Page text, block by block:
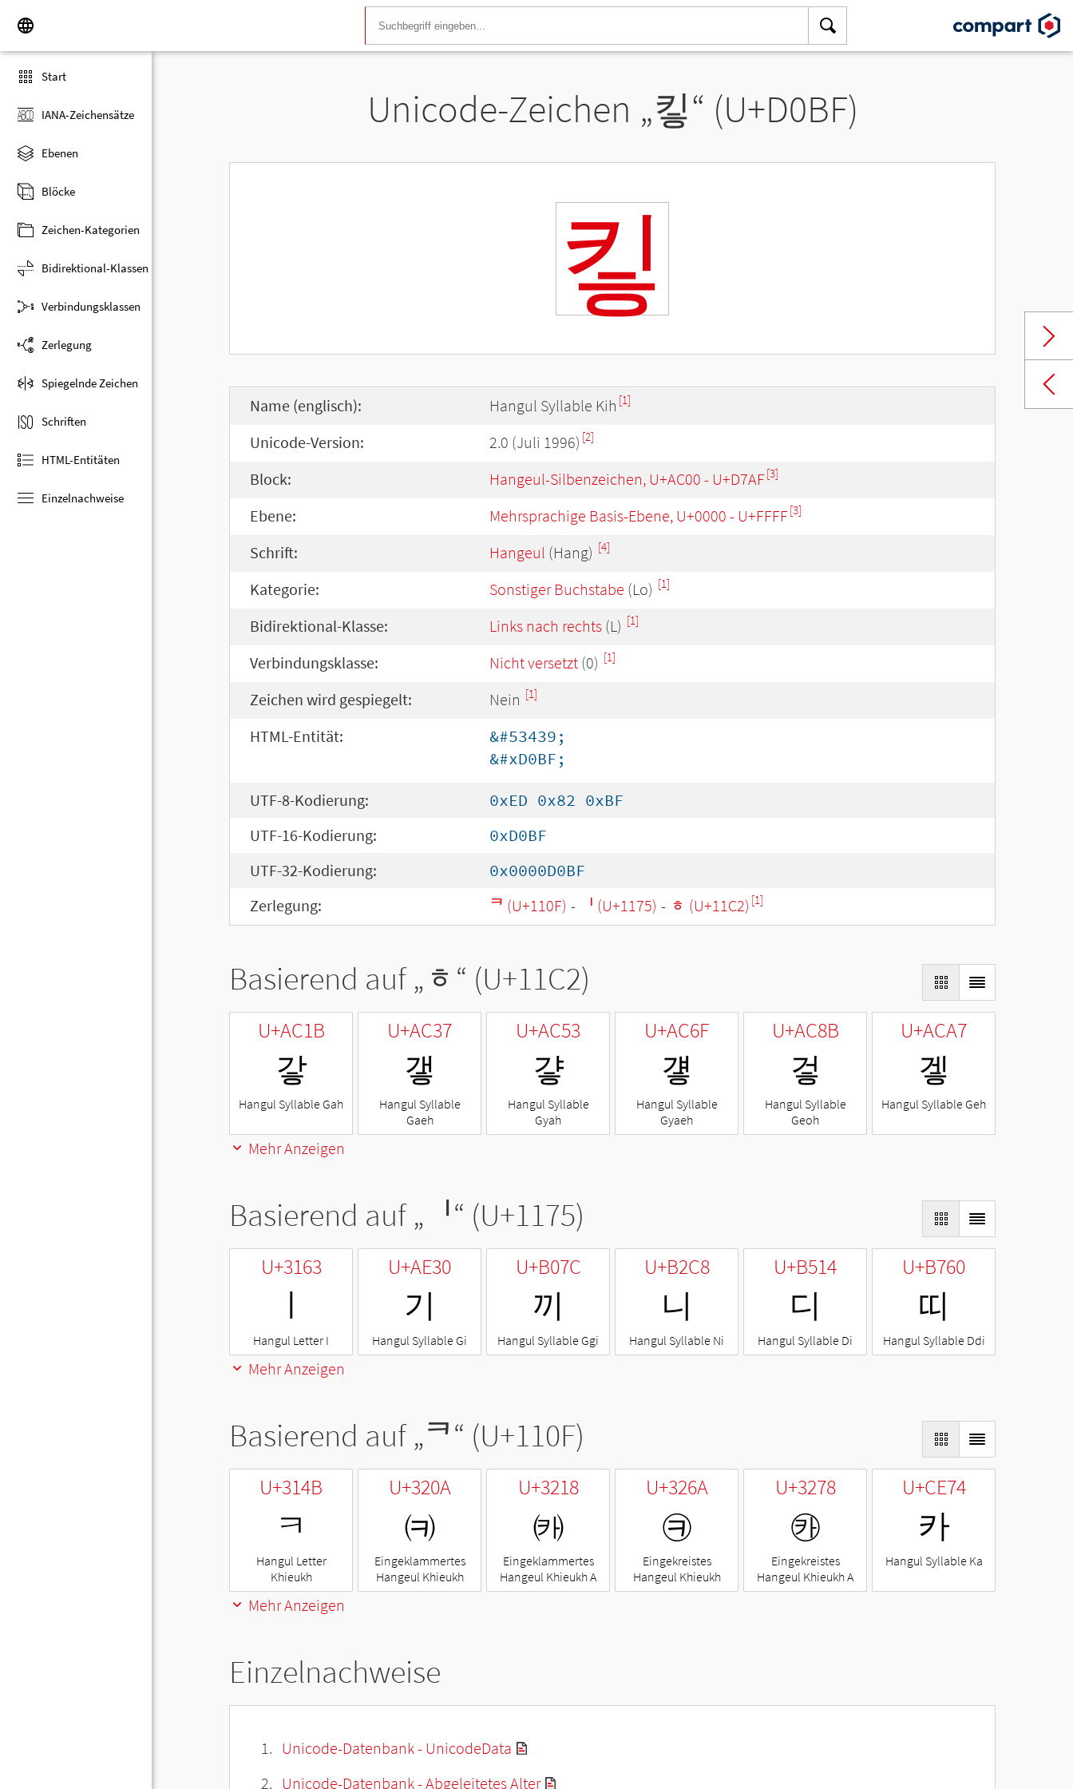
Start
IANA-Zeichensätze
Ebenen
Blöcke
Zeichen-Kategorien
Bidirektional-Klassen
Verbindungsklassen
Zerlegung
Spiegelnde Zeichen
Schriften
HTML-Entitäten
Einzelnachweise
Unicode-Zeichen „킿“ (U+D0BF)
킿
Name (englisch): Hangul Syllable Kih [1]
Unicode-Version: 2.0 (Juli 1996) [2]
Block: Hangeul-Silbenzeichen, U+AC00 - U+D7AF[3]
Ebene: Mehrsprachige Basis-Ebene, U+0000 - U+FFFF[3]
Schrift: Hangeul (Hang) [4]
Kategorie: Sonstiger Buchstabe (Lo) [1]
Bidirektional-Klasse: Links nach rechts (L) [1]
Verbindungsklasse: Nicht versetzt (0) [1]
Zeichen wird gespiegelt: Nein [1]
HTML-Entität:
&#53439;
&#xD0BF;
UTF-8-Kodierung:
0xED 0x82 0xBF
UTF-16-Kodierung:
0xD0BF
UTF-32-Kodierung:
0x0000D0BF
Zerlegung:
ᄏ (U+110F) - ᅵ (U+1175) - ᇂ (U+11C2) [1]
Basierend auf „ ᇂ “ (U+11C2)
U+AC1B
갛
Hangul Syllable Gah
U+AC37
갷
Hangul Syllable
Gaeh
U+AC53
걓
Hangul Syllable
Gyah
U+AC6F
걯
Hangul Syllable
Gyaeh
U+AC8B
겋
Hangul Syllable
Geoh
U+ACA7
겧
Hangul Syllable Geh
Mehr Anzeigen
Basierend auf „ ᅵ“ (U+1175)
U+3163
ㅣ
Hangul Letter I
U+AE30
기
Hangul Syllable Gi
U+B07C
끼
Hangul Syllable Ggi
U+B2C8
니
Hangul Syllable Ni
U+B514
디
Hangul Syllable Di
U+B760
띠
Hangul Syllable Ddi
Mehr Anzeigen
Basierend auf „ᄏ“ (U+110F)
U+314B
ㅋ
Hangul Letter
Khieukh
U+320A
㈊
Eingeklammertes
Hangeul Khieukh
U+3218
㈘
Eingeklammertes
Hangeul Khieukh A
U+326A
㉪
Eingekreistes
Hangeul Khieukh
U+3278
㉸
Eingekreistes
Hangeul Khieukh A
U+CE74
카
Hangul Syllable Ka
Mehr Anzeigen
Einzelnachweise
Unicode-Datenbank - UnicodeData
Unicode-Datenbank - Abgeleitetes Alter